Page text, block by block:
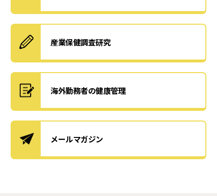
産業保健調査研究
海外勤務者の健康管理
メールマガジン